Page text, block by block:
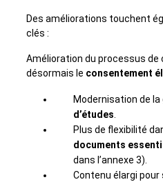
Des améliorations touchent
clés :
Amélioration du processus
désormais le consentement
Modernisation de
d’études.
Plus de flexibilité
documents
dans l’annexe 3).
Contenu élargi